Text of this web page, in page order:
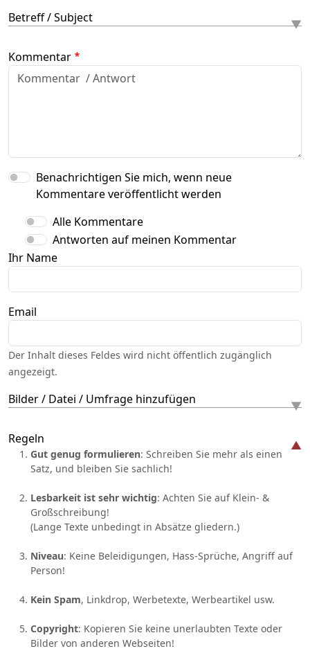
Betreff / Subject
Kommentar
Benachrichtigen Sie mich, wenn neue
Kommentare veröffentlicht werden
Alle Kommentare
Antworten auf meinen Kommentar
Ihr Name
Email
Der Inhalt dieses Feldes wird nicht öffentlich zugänglich
angezeigt.
Bilder / Datei / Umfrage hinzufügen
Regeln
Gut genug formulieren: Schreiben Sie mehr als einen
Satz, und bleiben Sie sachlich!
Lesbarkeit ist sehr wichtig: Achten Sie auf Klein- &
Großschreibung!
(Lange Texte unbedingt in Absätze gliedern.)
Niveau: Keine Beleidigungen, Hass-Sprüche, Angriff auf
Person!
Kein Spam, Linkdrop, Werbetexte, Werbeartikel usw.
Copyright: Kopieren Sie keine unerlaubten Texte oder
Bilder von anderen Webseiten!